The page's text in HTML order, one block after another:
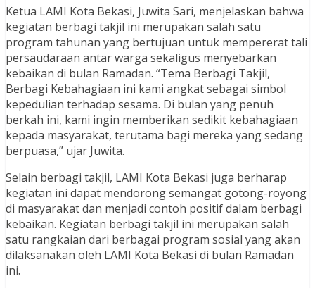
Ketua LAMI Kota Bekasi, Juwita Sari, menjelaskan bahwa
kegiatan berbagi takjil ini merupakan salah satu
program tahunan yang bertujuan untuk mempererat tali
persaudaraan antar warga sekaligus menyebarkan
kebaikan di bulan Ramadan. “Tema Berbagi Takjil,
Berbagi Kebahagiaan ini kami angkat sebagai simbol
kepedulian terhadap sesama. Di bulan yang penuh
berkah ini, kami ingin memberikan sedikit kebahagiaan
kepada masyarakat, terutama bagi mereka yang sedang
berpuasa,” ujar Juwita.
Selain berbagi takjil, LAMI Kota Bekasi juga berharap
kegiatan ini dapat mendorong semangat gotong-royong
di masyarakat dan menjadi contoh positif dalam berbagi
kebaikan. Kegiatan berbagi takjil ini merupakan salah
satu rangkaian dari berbagai program sosial yang akan
dilaksanakan oleh LAMI Kota Bekasi di bulan Ramadan
ini.